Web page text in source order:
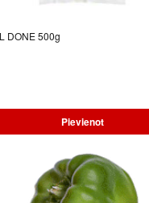
DONE 500g
Pievienot